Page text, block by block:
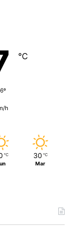
℃
h
℃ 30 ℃
Mar